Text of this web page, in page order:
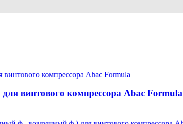
винтового компрессора Abac Formula